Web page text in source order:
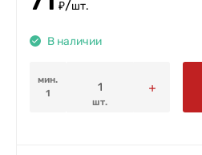
₽/шт.
В наличии
мин.
1
шт.